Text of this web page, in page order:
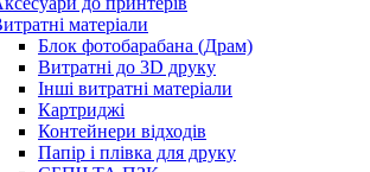
матеріали
Блок фотобарабана (Драм)
Витратні до 3D друку
Інші витратні матеріали
Картриджі
Контейнери відходів
Папір і плівка для друку